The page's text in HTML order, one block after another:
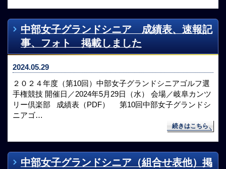
中部女子グランドシニア 成績表、速報記
事、フォト 掲載しました
2024.05.29
２０２４年度（第10回）中部女子グランドシニアゴルフ選
手権競技 開催日／2024年5月29日（水） 会場／岐阜カンツ
リー倶楽部 成績表（PDF） 第10回中部女子グランドシ
ニアゴ…
続きはこちら
中部女子グランドシニア（組合せ表他）掲